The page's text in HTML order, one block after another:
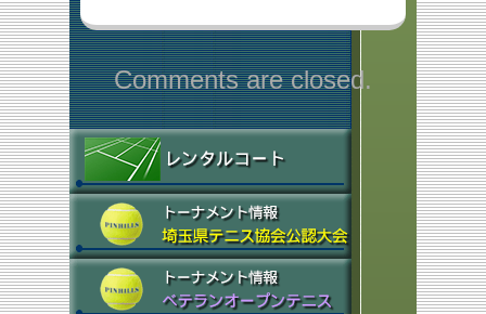
Comments are closed.